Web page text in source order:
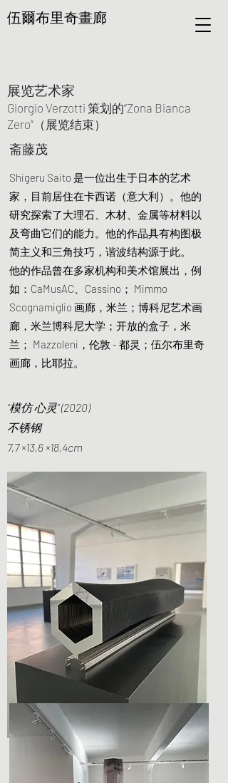
伍爾布里奇畫廊
展览艺术家
Giorgio Verzotti 策划的“Zona Bianca
Zero”（展览结束）
斋藤茂
Shigeru Saito 是一位出生于日本的艺术
家，目前居住在卡西诺（意大利）。他的
研究探索了大理石、木材、金属等材料以
及弯曲它们的能力。他的作品具有构图极
简主义和三角技巧，谐波结构源于此。
他的作品曾在多家机构和美术馆展出，例
如：CaMusAC、Cassino； Mimmo
Scognamiglio 画廊，米兰；博科尼艺术画
廊，米兰博科尼大学；开放的盒子，米
兰； Mazzoleni，伦敦 - 都灵；伍尔布里奇
画廊，比耶拉。
“模仿 心灵” (2020)
不锈钢
7,7 ×13,6 ×18,4cm
《竖桥》（2020）